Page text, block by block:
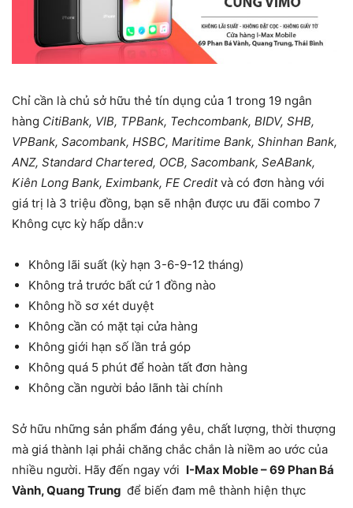
Chỉ cần là chủ sở hữu thẻ tín dụng của 1 trong 19 ngân
hàng CitiBank, VIB, TPBank, Techcombank, BIDV, SHB,
VPBank, Sacombank, HSBC, Maritime Bank, Shinhan Bank,
ANZ, Standard Chartered, OCB, Sacombank, SeABank,
Kiên Long Bank, Eximbank, FE Creditvà có đơn hàng với
giá trị là 3 triệu đồng, bạn sẽ nhận được ưu đãi combo 7
Không cực kỳ hấp dẫn:v
Không lãi suất (kỳ hạn 3-6-9-12 tháng)
Không trả trước bất cứ 1 đồng nào
Không hồ sơ xét duyệt
Không cần có mặt tại cửa hàng
Không giới hạn số lần trả góp
Không quá 5 phút để hoàn tất đơn hàng
Không cần người bảo lãnh tài chính
Sở hữu những sản phẩm đáng yêu, chất lượng, thời thượng
mà giá thành lại phải chăng chắc chắn là niềm ao ước của
nhiều người. Hãy đến ngay với I-Max Moble – 69 Phan Bá
Vành, Quang Trung để biến đam mê thành hiện thực